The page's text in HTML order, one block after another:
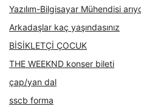
Yazılım-Bilgisayar Mühendisi
Arkadaşlar kaç yaşındasınız
BİSİKLETÇİ ÇOCUK
THE WEEKND konser bileti
çap/yan dal
sscb forma